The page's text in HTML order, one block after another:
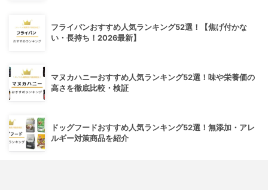
フライパンおすすめ人気ランキング52選！【焦げ付かな
い・長持ち！2026最新】
マヌカハニーおすすめ人気ランキング52選！味や栄養価の
高さを徹底比較・検証
ドッグフードおすすめ人気ランキング52選！無添加・アレ
ルギー対策商品を紹介